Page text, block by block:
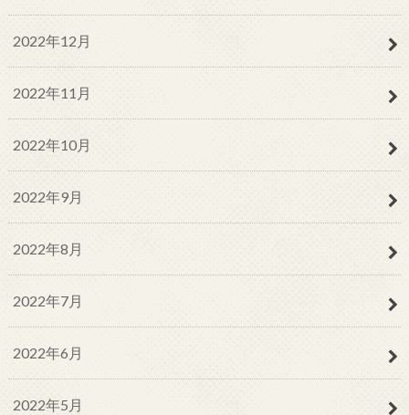
2022年12月
2022年11月
2022年10月
2022年9月
2022年8月
2022年7月
2022年6月
2022年5月